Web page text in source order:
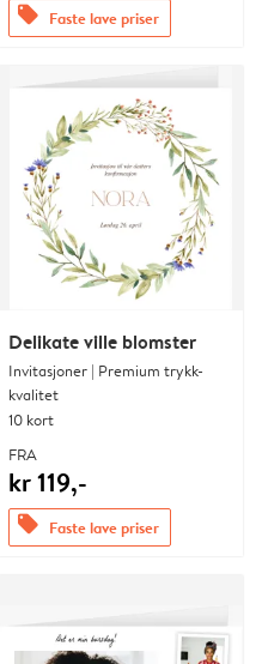
offers Faste lave priser
Delikate ville blomster
Invitasjoner | Premium trykk-
kvalitet
10 kort
FRA
kr 119,-
offers Faste lave priser